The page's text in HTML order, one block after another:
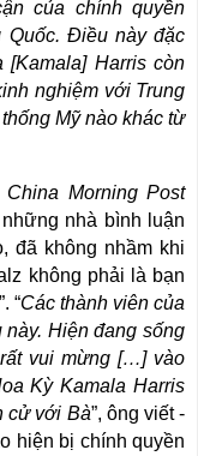
của chính quyền
Quốc. Điều này đặc
Harris còn
nghiệm với Trung
Mỹ nào khác từ
China Morning Post
nhà bình luận
đã không nhầm khi
không phải là bạn
“Các thành viên của
này. Hiện đang sống
vui mừng […] vào
Kỳ Kamala Harris
cử với Bà”, ông viết -
hiện bị chính quyền